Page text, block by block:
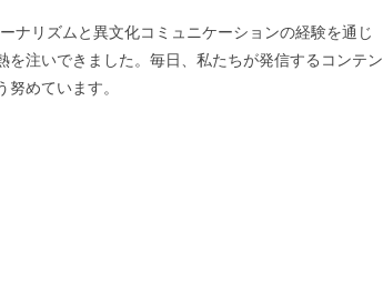
ナリズムと異文化コミュニケーションの経験を通じ
注いできました。毎日、私たちが発信するコンテン
めています。